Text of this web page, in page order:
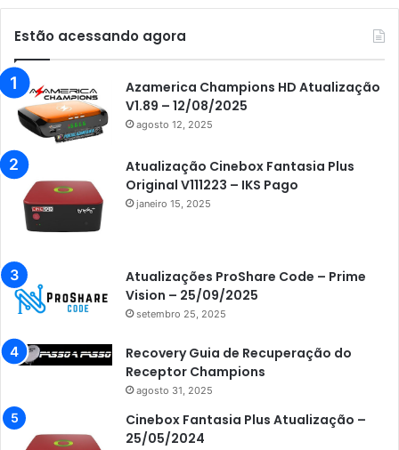
Estão acessando agora
Azamerica Champions HD Atualização
V1.89 – 12/08/2025
agosto 12, 2025
Atualização Cinebox Fantasia Plus
Original V111223 – IKS Pago
janeiro 15, 2025
Atualizações ProShare Code – Prime
Vision – 25/09/2025
setembro 25, 2025
Recovery Guia de Recuperação do
Receptor Champions
agosto 31, 2025
Cinebox Fantasia Plus Atualização –
25/05/2024